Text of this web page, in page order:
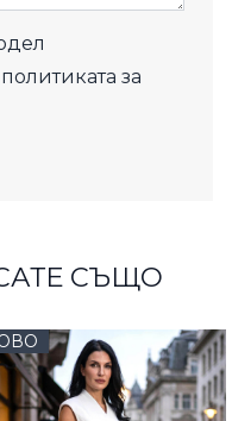
политиката за
СЪЩО